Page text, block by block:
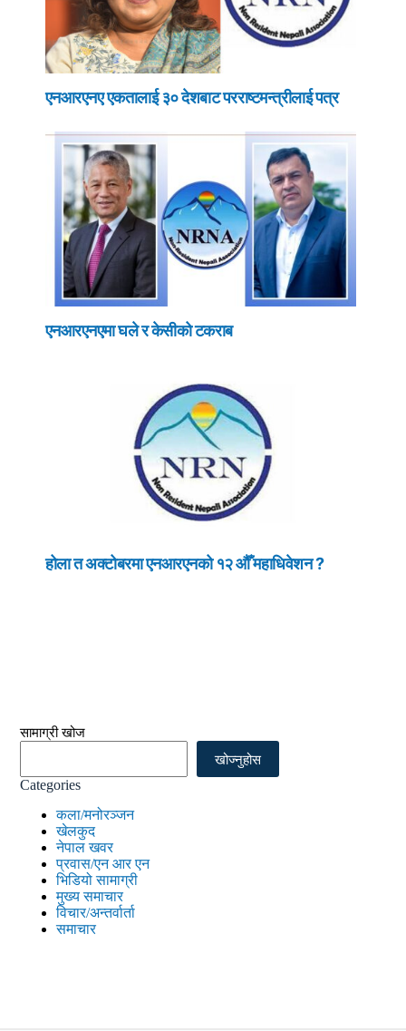
एनआरएनए एकतालाई ३० देशबाट परराष्टमन्त्रीलाई पत्र
एनआरएनएमा घले र केसीको टकराब
होला त अक्टोबरमा एनआरएनको १२ औँ महाधिवेशन ?
सामाग्री खोज
खोज्नुहोस
Categories
कला/मनोरञ्जन
खेलकुद
नेपाल खवर
प्रवास/एन आर एन
भिडियो सामाग्री
मुख्य समाचार
विचार/अन्तर्वार्ता
समाचार